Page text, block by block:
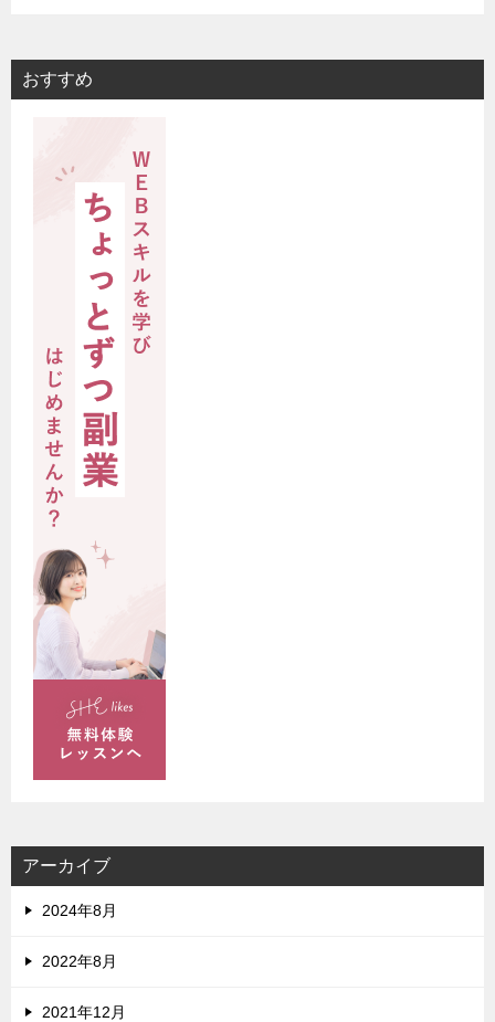
おすすめ
アーカイブ
2024年8月
2022年8月
2021年12月